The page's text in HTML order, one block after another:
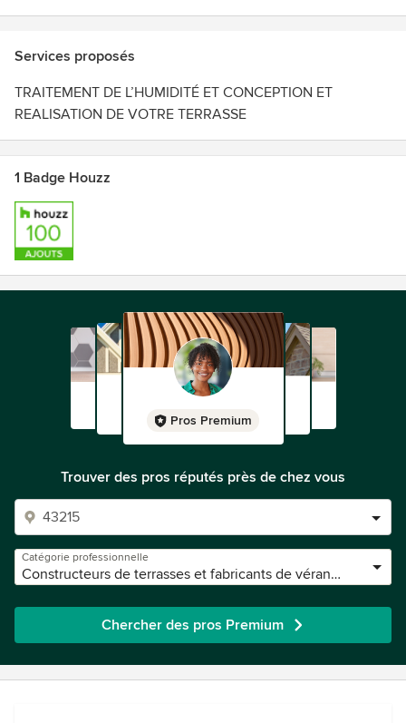
Services proposés
TRAITEMENT DE L’HUMIDITÉ ET CONCEPTION ET
REALISATION DE VOTRE TERRASSE
1 Badge Houzz
Pros Premium
Trouver des pros réputés près de chez vous
Catégorie professionnelle
Constructeurs de terrasses et fabricants de vérandas
Chercher des pros Premium